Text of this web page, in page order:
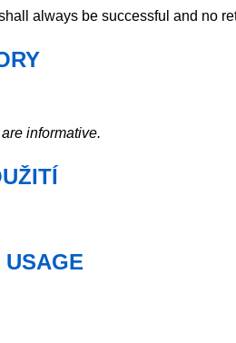
always be successful and no
informative.